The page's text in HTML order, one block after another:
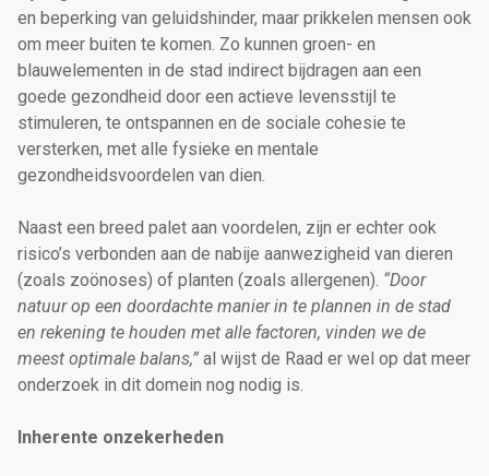
en beperking van geluidshinder, maar prikkelen mensen ook
om meer buiten te komen. Zo kunnen groen- en
blauwelementen in de stad indirect bijdragen aan een
goede gezondheid door een actieve levensstijl te
stimuleren, te ontspannen en de sociale cohesie te
versterken, met alle fysieke en mentale
gezondheidsvoordelen van dien.
Naast een breed palet aan voordelen, zijn er echter ook
risico’s verbonden aan de nabije aanwezigheid van dieren
(zoals zoönoses) of planten (zoals allergenen). “Door
natuur op een doordachte manier in te plannen in de stad
en rekening te houden met alle factoren, vinden we de
meest optimale balans,” al wijst de Raad er wel op dat meer
onderzoek in dit domein nog nodig is.
Inherente onzekerheden